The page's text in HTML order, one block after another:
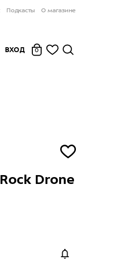
Подкасты О магазине
ВХОД 0
Drone